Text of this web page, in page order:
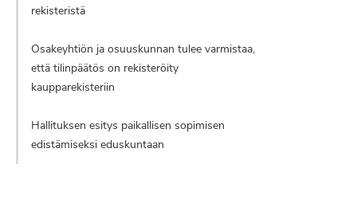
rekisteristä
Osakeyhtiön ja osuuskunnan tulee varmistaa,
että tilinpäätös on rekisteröity
kaupparekisteriin
Hallituksen esitys paikallisen sopimisen
edistämiseksi eduskuntaan